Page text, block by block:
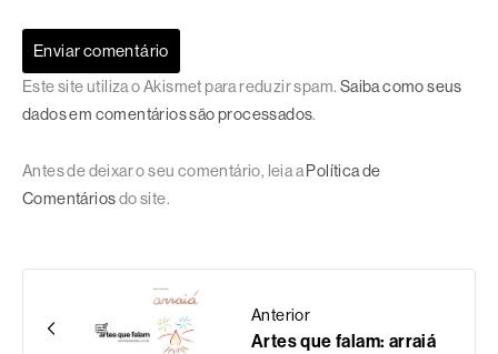
Este site utiliza o Akismet para reduzir spam. Saiba como seus
dados em comentários são processados.
Antes de deixar o seu comentário, leia a Política de
Comentáriosdo site.
Anterior
Artes que falam: arraiá